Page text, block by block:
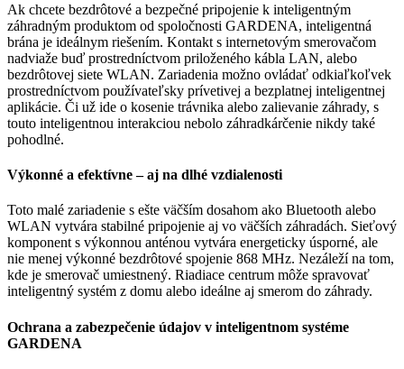
Ak chcete bezdrôtové a bezpečné pripojenie k inteligentným
záhradným produktom od spoločnosti GARDENA, inteligentná
brána je ideálnym riešením. Kontakt s internetovým smerovačom
nadviaže buď prostredníctvom priloženého kábla LAN, alebo
bezdrôtovej siete WLAN. Zariadenia možno ovládať odkiaľkoľvek
prostredníctvom používateľsky prívetivej a bezplatnej inteligentnej
aplikácie. Či už ide o kosenie trávnika alebo zalievanie záhrady, s
touto inteligentnou interakciou nebolo záhradkárčenie nikdy také
pohodlné.
Výkonné a efektívne – aj na dlhé vzdialenosti
Toto malé zariadenie s ešte väčším dosahom ako Bluetooth alebo
WLAN vytvára stabilné pripojenie aj vo väčších záhradách. Sieťový
komponent s výkonnou anténou vytvára energeticky úsporné, ale
nie menej výkonné bezdrôtové spojenie 868 MHz. Nezáleží na tom,
kde je smerovač umiestnený. Riadiace centrum môže spravovať
inteligentný systém z domu alebo ideálne aj smerom do záhrady.
Ochrana a zabezpečenie údajov v inteligentnom systéme
GARDENA